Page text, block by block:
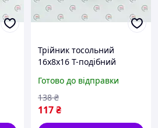
Трійник тосольний
16х8х16 Т-подібний
Готово до відправки
117₴
138 ₴